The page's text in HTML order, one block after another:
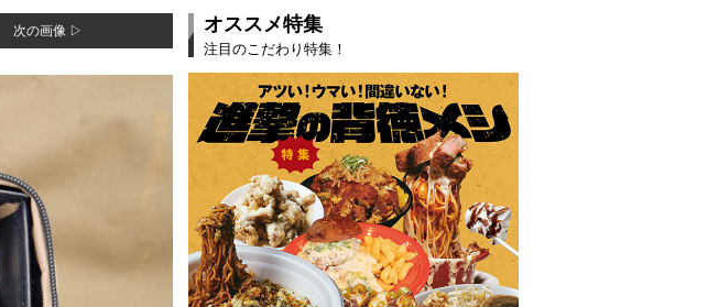
次の画像 ▷ オススメ特集
注目のこだわり特集！